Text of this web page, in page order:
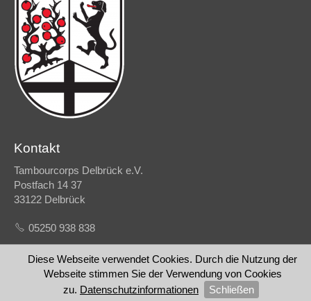
Kontakt
Tambourcorps Delbrück e.V.
Postfach 14 37
33122 Delbrück
05250 938 838
E-Mail schreiben
Diese Webseite verwendet Cookies. Durch die Nutzung der
Webseite stimmen Sie der Verwendung von Cookies
zu. Datenschutzinformationen Schließen